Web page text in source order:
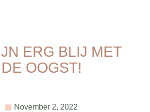
ERG BLIJ MET
DE OOGST!
November 2, 2022